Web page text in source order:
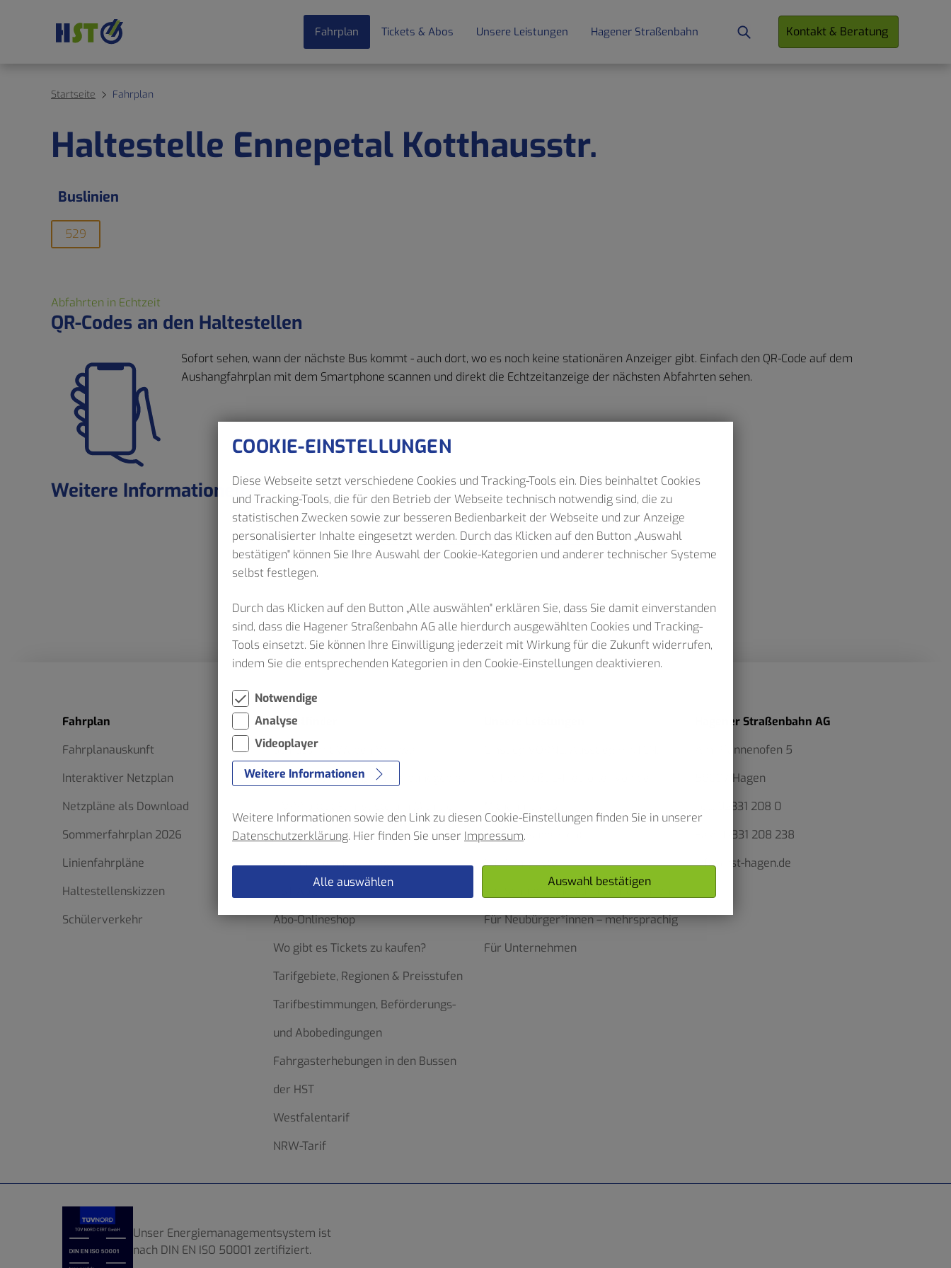
Fahrplan Tickets & Abos Unsere Leistungen Hagener Straßenbahn Kontakt & Beratung
Startseite Fahrplan
Haltestelle Ennepetal Kotthausstr.
Buslinien
529
Abfahrten in Echtzeit
QR-Codes an den Haltestellen
Sofort sehen, wann der nächste Bus kommt - auch dort, wo es noch keine stationären Anzeiger gibt. Einfach den QR-Code auf dem
Aushangfahrplan mit dem Smartphone scannen und direkt die Echtzeitanzeige der nächsten Abfahrten sehen.
Weitere Informationen
Netzpläne Aushangfahrplan erstellen
Fahrplan
Fahrplanauskunft
Interaktiver Netzplan
Netzpläne als Download
Sommerfahrplan 2026
Linienfahrpläne
Haltestellenskizzen
Schülerverkehr
Ticketfinder
Schluss mit Waben Wirrwarr
Verkehrserhebung im Verbundgebiet
Ticketfinder
Formulare und Anträge
Abo-Onlineshop
Wo gibt es Tickets zu kaufen?
Tarifgebiete, Regionen & Preisstufen
Tarifbestimmungen, Beförderungs-
und Abobedingungen
Fahrgasterhebungen in den Bussen
der HST
Westfalentarif
NRW-Tarif
Leistungsübersicht
Für Fahrgäste
Für Schüler*innen und Lehrer*innen
Für Neubürger*innen – mehrsprachig
Für Unternehmen
Hagener Straßenbahn AG
Am Pfannenofen 5
58097 Hagen
02331 208 0
02331 208 238
info@hst-hagen.de
Unser Energiemanagementsystem ist
nach DIN EN ISO 50001 zertifiziert.
COOKIE-EINSTELLUNGEN
Diese Webseite setzt verschiedene Cookies und Tracking-Tools ein. Dies beinhaltet Cookies
und Tracking-Tools, die für den Betrieb der Webseite technisch notwendig sind, die zu
statistischen Zwecken sowie zur besseren Bedienbarkeit der Webseite und zur Anzeige
personalisierter Inhalte eingesetzt werden. Durch das Klicken auf den Button „Auswahl
bestätigen" können Sie Ihre Auswahl der Cookie-Kategorien und anderer technischer Systeme
selbst festlegen.
Durch das Klicken auf den Button „Alle auswählen" erklären Sie, dass Sie damit einverstanden
sind, dass die Hagener Straßenbahn AG alle hierdurch ausgewählten Cookies und Tracking-
Tools einsetzt. Sie können Ihre Einwilligung jederzeit mit Wirkung für die Zukunft widerrufen,
indem Sie die entsprechenden Kategorien in den Cookie-Einstellungen deaktivieren.
Notwendige
Analyse
Videoplayer
Weitere Informationen
Weitere Informationen sowie den Link zu diesen Cookie-Einstellungen finden Sie in unserer
Datenschutzerklärung. Hier finden Sie unser Impressum.
Alle auswählen Auswahl bestätigen